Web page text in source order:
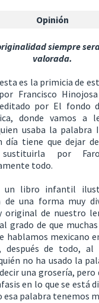
Opinión
siempre
valorada.
es la primicia de
Francisco
por El fondo
donde vamos a
usaba la palabra
día tiene que dejar
sustituirla por
todo.
un libro infantil
de una forma muy
original de nuestro
grado de que
hablamos mexicano
después de todo, al
no ha usado la
una grosería, pero
en lo que se está
esa palabra tenemos